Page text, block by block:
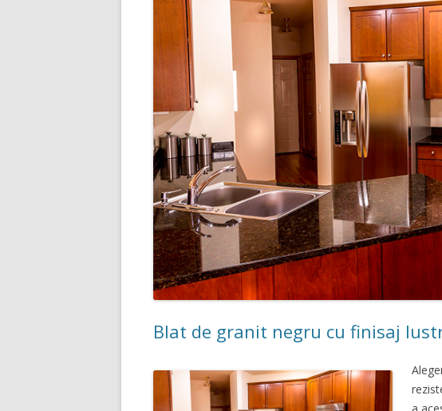
Blat de granit negru cu finisaj